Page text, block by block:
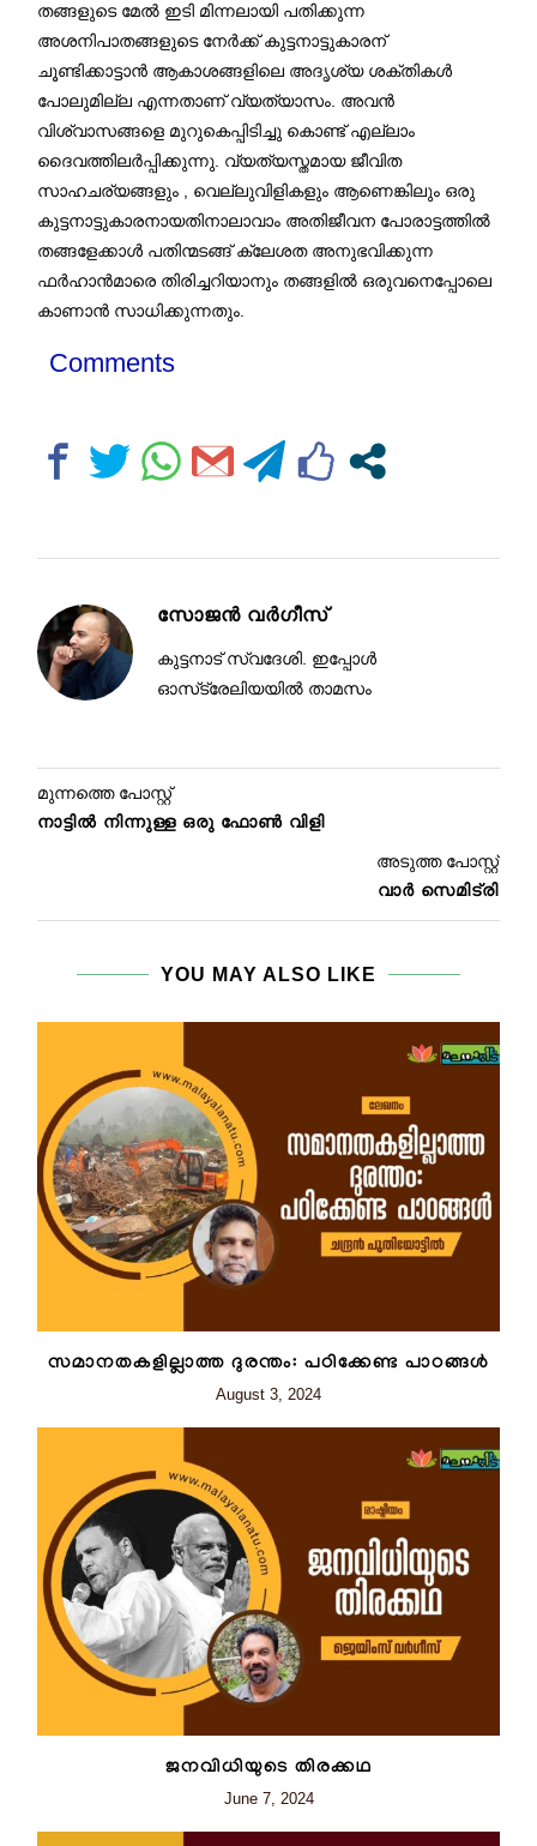
തങ്ങളുടെ മേൽ ഇടി മിന്നലായി പതിക്കുന്ന
അശനിപാതങ്ങളുടെ നേർക്ക് കുട്ടനാട്ടുകാരന്
ചൂണ്ടിക്കാട്ടാൻ ആകാശങ്ങളിലെ അദൃശ്യ ശക്തികൾ
പോലുമില്ല എന്നതാണ് വ്യത്യാസം. അവൻ
വിശ്വാസങ്ങളെ മുറുകെപ്പിടിച്ചു കൊണ്ട് എല്ലാം
ദൈവത്തിലർപ്പിക്കുന്നു. വ്യത്യസ്തമായ ജീവിത
സാഹചര്യങ്ങളും , വെല്ലുവിളികളും ആണെങ്കിലും ഒരു
കുട്ടനാട്ടുകാരനായതിനാലാവാം അതിജീവന പോരാട്ടത്തിൽ
തങ്ങളേക്കാൾ പതിന്മടങ്ങ് ക്ലേശത അനുഭവിക്കുന്ന
ഫർഹാൻമാരെ തിരിച്ചറിയാനും തങ്ങളിൽ ഒരുവനെപ്പോലെ
കാണാൻ സാധിക്കുന്നതും.
Comments
സോജൻ വർഗീസ്
കുട്ടനാട് സ്വദേശി. ഇപ്പോൾ
ഓസ്‌ട്രേലിയയിൽ താമസം
മുന്നത്തെ പോസ്റ്റ്
നാട്ടിൽ നിന്നുള്ള ഒരു ഫോൺ വിളി
അടുത്ത പോസ്റ്റ്
വാർ സെമിട്രി
YOU MAY ALSO LIKE
സമാനതകളില്ലാത്ത ദുരന്തം: പഠിക്കേണ്ട പാഠങ്ങള്‍
August 3, 2024
ജനവിധിയുടെ തിരക്കഥ
June 7, 2024